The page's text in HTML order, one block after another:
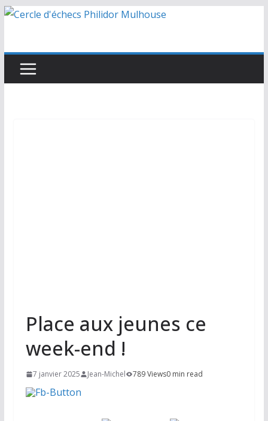
Passer
Place aux jeunes ce
week-end !
7 janvier 2025 Jean-Michel 789 Views0 min read